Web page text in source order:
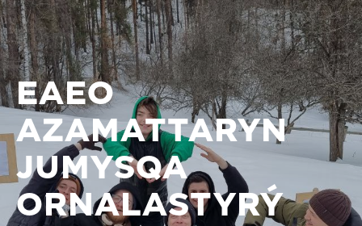
EAEO
AZAMATTARYN
JUMYSQA
ORNALASTYRÝ